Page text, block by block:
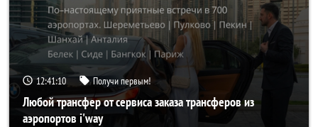
12:41:08 Получи первым!
Любой трансфер от сервиса заказа трансферов из
аэропортов i'way